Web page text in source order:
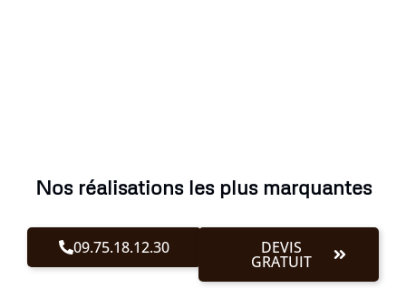
Nos réalisations les plus marquantes
09.75.18.12.30 DEVIS
GRATUIT